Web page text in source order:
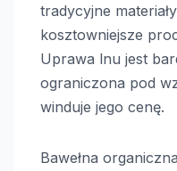
tradycyjne
kosztowniejsze
Uprawa lnu jest
ograniczona pod
winduje jego cenę.
Bawełna